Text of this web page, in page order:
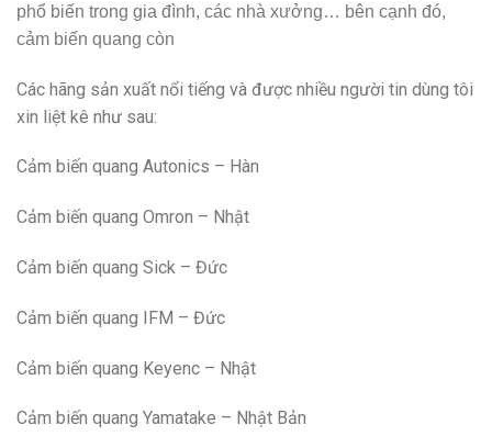
phổ biến trong gia đình, các nhà xưởng… bên cạnh đó,
cảm biến quang còn
Các hãng sản xuất nổi tiếng và được nhiều người tin dùng tôi
xin liệt kê như sau:
Cảm biến quang Autonics – Hàn
Cảm biến quang Omron – Nhật
Cảm biến quang Sick – Đức
Cảm biến quang IFM – Đức
Cảm biến quang Keyenc – Nhật
Cảm biến quang Yamatake – Nhật Bản